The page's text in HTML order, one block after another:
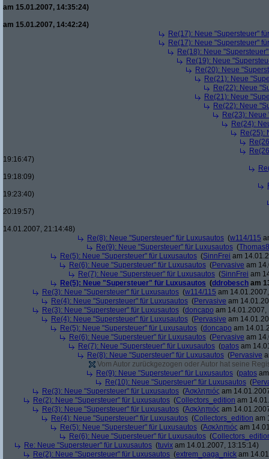
am 15.01.2007, 14:35:24)
am 15.01.2007, 14:42:24)
Re(17): Neue "Supersteuer"
Re(17): Neue "Supersteuer"
Re(18): Neue
Re(19): Neue
Re(20): Neue
Re(21): Neue
Re(22): Neue
Re(21): Neue
Re(22): Neue
Re(23):
Re(24):
Re(25):
19:16:47)
19:18:09)
19:23:40)
20:19:57)
14.01.2007, 21:14:48)
Re(8): Neue "Supersteuer" für Luxusautos (w114/115
Re(9): Neue "Supersteuer" für Luxusautos (
Re(5): Neue "Supersteuer" für Luxusautos (SinnFrei am
Re(6): Neue "Supersteuer" für Luxusautos (Pervasive am
Re(7): Neue "Supersteuer" für Luxusautos (SinnFrei am
Re(5): Neue "Supersteuer" für Luxusautos (ddrobesch am
Re(3): Neue "Supersteuer" für Luxusautos (w114/115 am
Re(4): Neue "Supersteuer" für Luxusautos (Pervasive am
Re(3): Neue "Supersteuer" für Luxusautos (doncapo am 14.01.2007,
Re(4): Neue "Supersteuer" für Luxusautos (Pervasive am
Re(5): Neue "Supersteuer" für Luxusautos (doncapo am
Re(6): Neue "Supersteuer" für Luxusautos (Pervasive am
Re(7): Neue "Supersteuer" für Luxusautos (patos am
Re(8): Neue "Supersteuer" für Luxusautos (Pervasive
Vom Autor zurückgezogen oder Autor hat seine
Re(9): Neue "Supersteuer" für Luxusautos (patos
Re(10): Neue "Supersteuer" für Luxusautos (
Re(3): Neue "Supersteuer" für Luxusautos (Ἀσκληπιός am
Re(2): Neue "Supersteuer" für Luxusautos (Collectors_edition am
Re(3): Neue "Supersteuer" für Luxusautos (Ἀσκληπιός am
Re(4): Neue "Supersteuer" für Luxusautos (Collectors_edition am
Re(5): Neue "Supersteuer" für Luxusautos (Ἀσκληπιός am
Re(6): Neue "Supersteuer" für Luxusautos (
Re: Neue "Supersteuer" für Luxusautos (tuvix am 14.01.2007, 13:15:14)
Re(2): Neue "Supersteuer" für Luxusautos (extrem_oaga_nick am